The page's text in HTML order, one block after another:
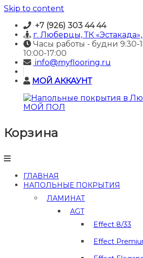
Skip to content
+7 (926) 303 44 44
г. Люберцы, ТК
Часы работы - будни 9:30-
10:00-17:00
info@myflooring.ru
МОЙ АККАУНТ
Напольные
покрытия
Люберцах
МОЙ
ПОЛ
Корзина
ГЛАВНАЯ
НАПОЛЬНЫЕ ПОКРЫТИЯ
ЛАМИНАТ
AGT
Effect 8/33
Effect